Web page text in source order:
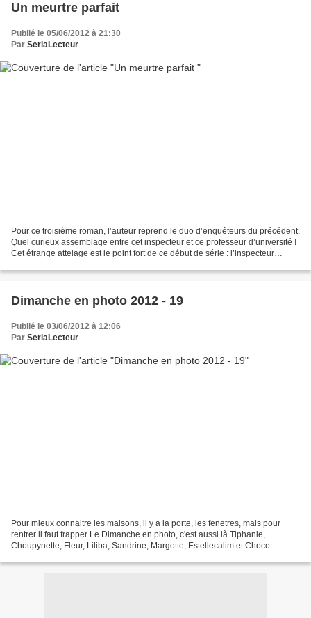
Un meurtre parfait
Publié le 05/06/2012 à 21:30
Par SeriaLecteur
Pour ce troisième roman, l’auteur reprend le duo d’enquêteurs du précédent.
Quel curieux assemblage entre cet inspecteur et ce professeur d’université !
Cet étrange attelage est le point fort de ce début de série : l’inspecteur
Dimanche en photo 2012 - 19
Publié le 03/06/2012 à 12:06
Par SeriaLecteur
Pour mieux connaitre les maisons, il y a la porte, les fenetres, mais pour
rentrer il faut frapper Le Dimanche en photo, c'est aussi là Tiphanie,
Choupynette, Fleur, Liliba, Sandrine, Margotte, Estellecalim et Choco